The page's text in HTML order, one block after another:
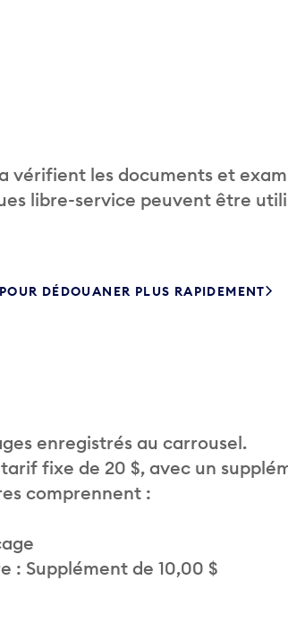
vérifient les documents et
libre-service peuvent être
DÉDOUANER PLUS RAPIDEMENT
enregistrés au carrousel.
fixe de 20 $, avec un
comprennent :
: Supplément de 10,00 $